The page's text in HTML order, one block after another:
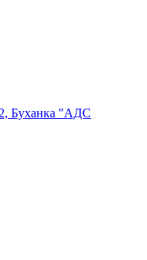
Буханка "АДС